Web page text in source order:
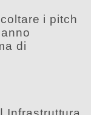
i pitch
di